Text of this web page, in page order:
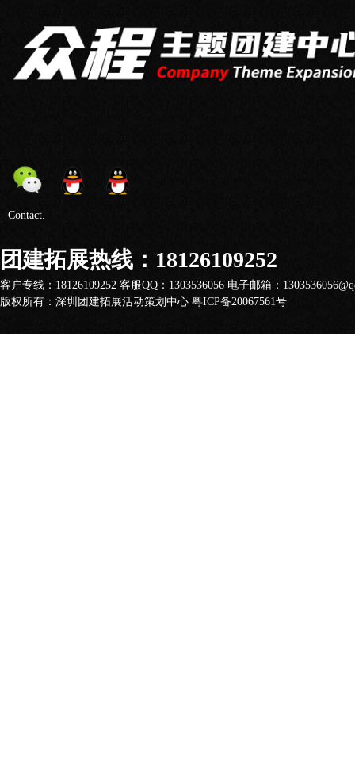
Contact.
团建拓展热线：18126109252
客户专线：18126109252 客服QQ：1303536056 电子邮箱：
版权所有：深圳团建拓展活动策划中心 粤ICP备20067561号